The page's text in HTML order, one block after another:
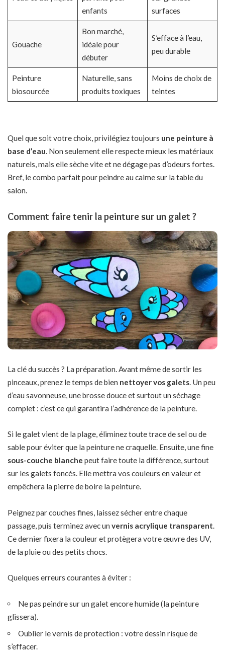
enfants
surfaces
Gouache
Bon marché,
idéale pour
débuter
S’efface à l’eau,
peu durable
Peinture
biosourcée
Naturelle, sans
produits toxiques
Moins de choix de
teintes
Quel que soit votre choix, privilégiez toujours une peinture à
base d’eau. Non seulement elle respecte mieux les matériaux
naturels, mais elle sèche vite et ne dégage pas d’odeurs fortes.
Bref, le combo parfait pour peindre au calme sur la table du
salon.
Comment faire tenir la peinture sur un galet ?
La clé du succès ? La préparation. Avant même de sortir les
pinceaux, prenez le temps de bien nettoyer vos galets. Un peu
d’eau savonneuse, une brosse douce et surtout un séchage
complet : c’est ce qui garantira l’adhérence de la peinture.
Si le galet vient de la plage, éliminez toute trace de sel ou de
sable pour éviter que la peinture ne craquelle. Ensuite, une fine
sous-couche blanche peut faire toute la différence, surtout
sur les galets foncés. Elle mettra vos couleurs en valeur et
empêchera la pierre de boire la peinture.
Peignez par couches fines, laissez sécher entre chaque
passage, puis terminez avec un vernis acrylique transparent.
Ce dernier fixera la couleur et protègera votre œuvre des UV,
de la pluie ou des petits chocs.
Quelques erreurs courantes à éviter :
Ne pas peindre sur un galet encore humide (la peinture
glissera).
Oublier le vernis de protection : votre dessin risque de
s’effacer.